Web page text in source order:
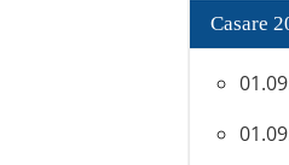
Casare